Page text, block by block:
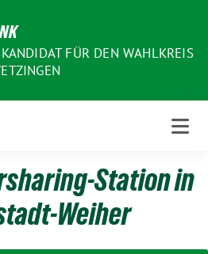
FÜR DEN WAHLKREIS
Station in
Weiher